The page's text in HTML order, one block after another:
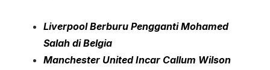
Liverpool Berburu Pengganti Mohamed
Salah di Belgia
Manchester United Incar Callum Wilson